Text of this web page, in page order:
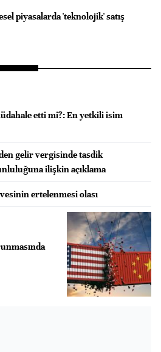
piyasalarda 'teknolojik' satış
etti mi?: En yetkili isim
gelir vergisinde tasdik
ilişkin açıklama
ertelenmesi olası